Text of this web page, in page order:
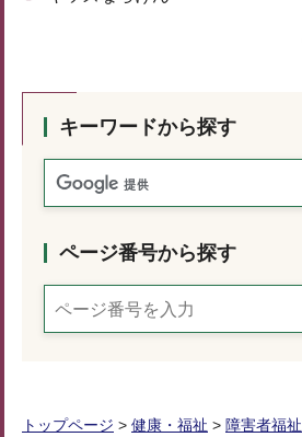
キーワードから探す
ページ番号から探す
トップページ > 健康・福祉 > 障害者福祉